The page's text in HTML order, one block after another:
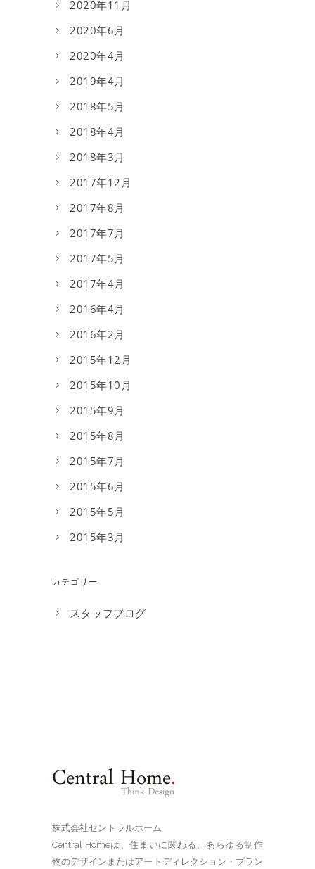
2020年11月
2020年6月
2020年4月
2019年4月
2018年5月
2018年4月
2018年3月
2017年12月
2017年8月
2017年7月
2017年5月
2017年4月
2016年4月
2016年2月
2015年12月
2015年10月
2015年9月
2015年8月
2015年7月
2015年6月
2015年5月
2015年3月
カテゴリー
スタッフブログ
株式会社セントラルホーム
Central Homeは、住まいに関わる、あらゆる制作
物のデザインまたはアートディレクション・ブラン